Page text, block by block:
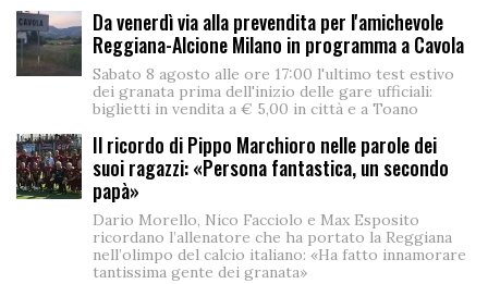
Da venerdì via alla prevendita per l'amichevole
Reggiana-Alcione Milano in programma a Cavola
Sabato 8 agosto alle ore 17:00 l'ultimo test estivo
dei granata prima dell'inizio delle gare ufficiali:
biglietti in vendita a € 5,00 in città e a Toano
Il ricordo di Pippo Marchioro nelle parole dei
suoi ragazzi: «Persona fantastica, un secondo
papà»
Dario Morello, Nico Facciolo e Max Esposito
ricordano l’allenatore che ha portato la Reggiana
nell’olimpo del calcio italiano: «Ha fatto innamorare
tantissima gente dei granata»